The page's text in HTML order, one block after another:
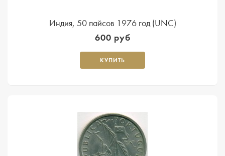
Индия, 50 пайсов 1976 год (UNC)
600 руб
КУПИТЬ